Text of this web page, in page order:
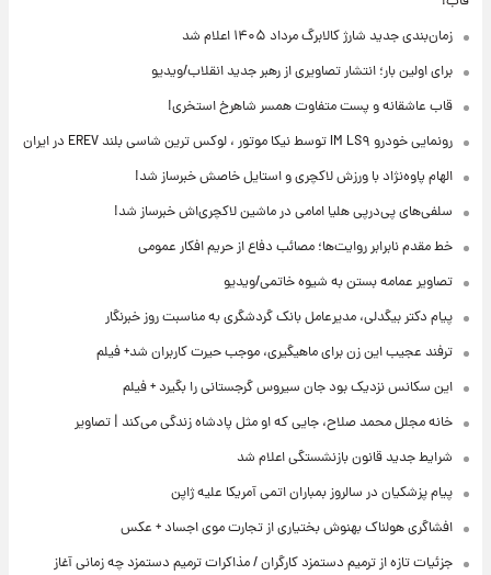
زمان‌بندی جدید شارژ کالابرگ مرداد ۱۴۰۵ اعلام شد
برای اولین بار؛ انتشار تصاویری از رهبر جدید انقلاب/ویدیو
قاب عاشقانه و پست متفاوت همسر شاهرخ استخری!
رونمایی خودرو IM LS۹ توسط نیکا موتور ، لوکس ترین شاسی بلند EREV در ایران
الهام پاوه‌نژاد با ورزش لاکچری و استایل خاصش خبرساز شد!
سلفی‌های پی‌درپی هلیا امامی در ماشین لاکچری‌اش خبرساز شد!
خط مقدم نابرابر روایت‌ها؛ مصائب دفاع از حریم افکار عمومی
تصاویر عمامه بستن به شیوه خاتمی/ویدیو
پیام دکتر بیگدلی، مدیرعامل بانک گردشگری به مناسبت روز خبرنگار
ترفند عجیب این زن برای ماهیگیری، موجب حیرت کاربران شد+ فیلم
این سکانس نزدیک بود جان سیروس گرجستانی را بگیرد + فیلم
خانه مجلل محمد صلاح، جایی که او مثل پادشاه زندگی می‌کند | تصاویر
شرایط جدید قانون بازنشستگی اعلام شد
پیام پزشکیان در سالروز بمباران اتمی آمریکا علیه ژاپن
افشاگری هولناک بهنوش بختیاری از تجارت موی اجساد + عکس
جزئیات تازه از ترمیم دستمزد کارگران / مذاکرات ترمیم دستمزد چه زمانی آغاز